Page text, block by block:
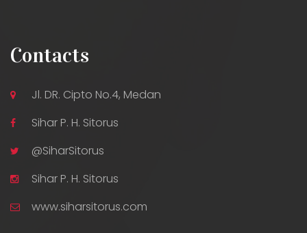
Contacts
Jl. DR. Cipto No.4, Medan
Sihar P. H. Sitorus
@SiharSitorus
Sihar P. H. Sitorus
www.siharsitorus.com